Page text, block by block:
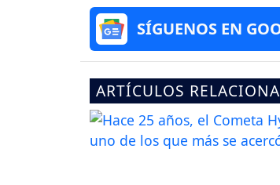
SÍGUENOS EN
ARTÍCULOS